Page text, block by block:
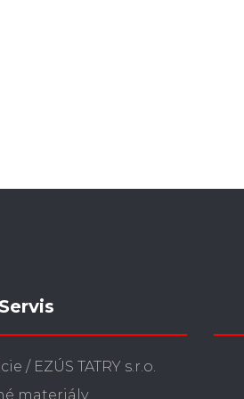
/ EZÚS TATRY s.r.o.
materiály